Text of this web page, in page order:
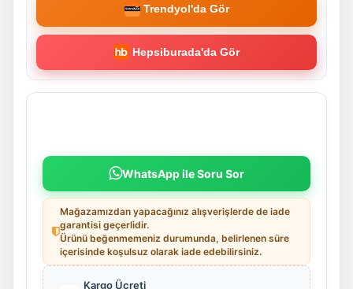
Trendyol'da Gör
Hepsiburada'da Gör
WhatsApp ile Soru Sor
Mağazamızdan yapacağınız alışverişlerde de iade
garantisi geçerlidir.
Ürünü beğenmemeniz durumunda, belirlenen süre
içerisinde koşulsuz olarak iade edebilirsiniz.
Kargo Ücreti